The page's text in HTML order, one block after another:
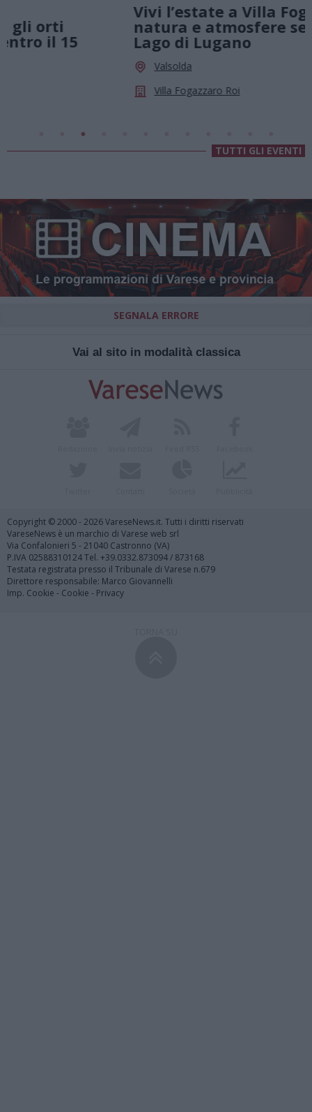
Vivi l’estate a Villa Fogazzaro Roi. Tra
natura e atmosfere senza tempo sul
Lago di Lugano
TUTTI GLI EVENTI
SEGNALA ERRORE
Vai al sito in modalità classica
Copyright © 2000 - 2026 VareseNews.it. Tutti i diritti riservati
VareseNews è un marchio di Varese web srl
Via Confalonieri 5 - 21040 Castronno (VA)
P.IVA 02588310124 Tel. +39.0332.873094 / 873168
Testata registrata presso il Tribunale di Varese n.679
Direttore responsabile: Marco Giovannelli
Imp. Cookie - Cookie - Privacy